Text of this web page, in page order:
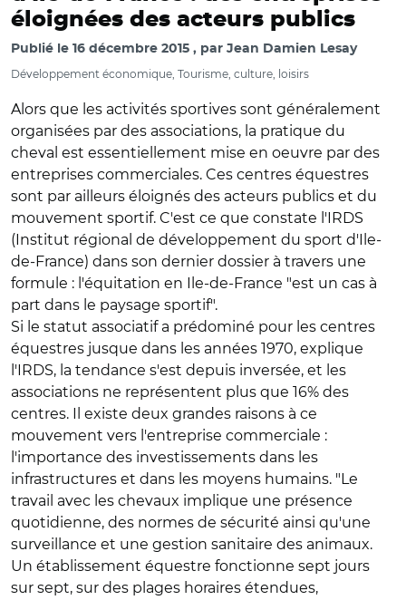
éloignées des acteurs publics
Publié le 16 décembre 2015 par Jean Damien Lesay
Développement économique, Tourisme, culture, loisirs
Alors que les activités sportives sont généralement
organisées par des associations, la pratique du
cheval est essentiellement mise en oeuvre par des
entreprises commerciales. Ces centres équestres
sont par ailleurs éloignés des acteurs publics et du
mouvement sportif. C'est ce que constate l'IRDS
(Institut régional de développement du sport d'Ile-
de-France) dans son dernier dossier à travers une
formule : l'équitation en Ile-de-France "est un cas à
part dans le paysage sportif".
Si le statut associatif a prédominé pour les centres
équestres jusque dans les années 1970, explique
l'IRDS, la tendance s'est depuis inversée, et les
associations ne représentent plus que 16% des
centres. Il existe deux grandes raisons à ce
mouvement vers l'entreprise commerciale :
l'importance des investissements dans les
infrastructures et dans les moyens humains. "Le
travail avec les chevaux implique une présence
quotidienne, des normes de sécurité ainsi qu'une
surveillance et une gestion sanitaire des animaux.
Un établissement équestre fonctionne sept jours
sur sept, sur des plages horaires étendues,